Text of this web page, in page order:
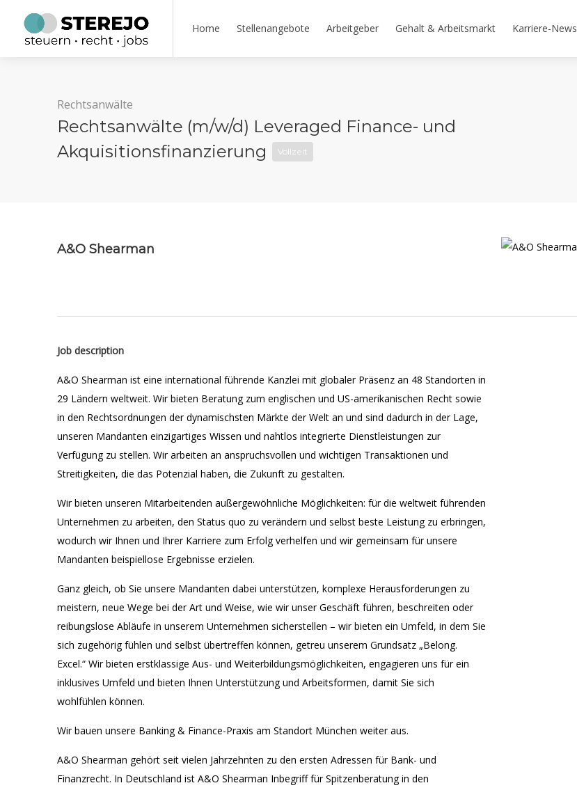
Home Stellenangebote Arbeitgeber Gehalt & Arbeitsmarkt Karriere-News
Rechtsanwälte
Rechtsanwälte (m/w/d) Leveraged Finance- und
Akquisitionsfinanzierung
Vollzeit
A&O Shearman
Job description
A&O Shearman ist eine international führende Kanzlei mit globaler Präsenz an 48 Standorten in
29 Ländern weltweit. Wir bieten Beratung zum englischen und US-amerikanischen Recht sowie
in den Rechtsordnungen der dynamischsten Märkte der Welt an und sind dadurch in der Lage,
unseren Mandanten einzigartiges Wissen und nahtlos integrierte Dienstleistungen zur
Verfügung zu stellen. Wir arbeiten an anspruchsvollen und wichtigen Transaktionen und
Streitigkeiten, die das Potenzial haben, die Zukunft zu gestalten.
Wir bieten unseren Mitarbeitenden außergewöhnliche Möglichkeiten: für die weltweit führenden
Unternehmen zu arbeiten, den Status quo zu verändern und selbst beste Leistung zu erbringen,
wodurch wir Ihnen und Ihrer Karriere zum Erfolg verhelfen und wir gemeinsam für unsere
Mandanten beispiellose Ergebnisse erzielen.
Ganz gleich, ob Sie unsere Mandanten dabei unterstützen, komplexe Herausforderungen zu
meistern, neue Wege bei der Art und Weise, wie wir unser Geschäft führen, beschreiten oder
reibungslose Abläufe in unserem Unternehmen sicherstellen – wir bieten ein Umfeld, in dem Sie
sich zugehörig fühlen und selbst übertreffen können, getreu unserem Grundsatz „Belong.
Excel.“ Wir bieten erstklassige Aus- und Weiterbildungsmöglichkeiten, engagieren uns für ein
inklusives Umfeld und bieten Ihnen Unterstützung und Arbeitsformen, damit Sie sich
wohlfühlen können.
Wir bauen unsere Banking & Finance-Praxis am Standort München weiter aus.
A&O Shearman gehört seit vielen Jahrzehnten zu den ersten Adressen für Bank- und
Finanzrecht. In Deutschland ist A&O Shearman Inbegriff für Spitzenberatung in den